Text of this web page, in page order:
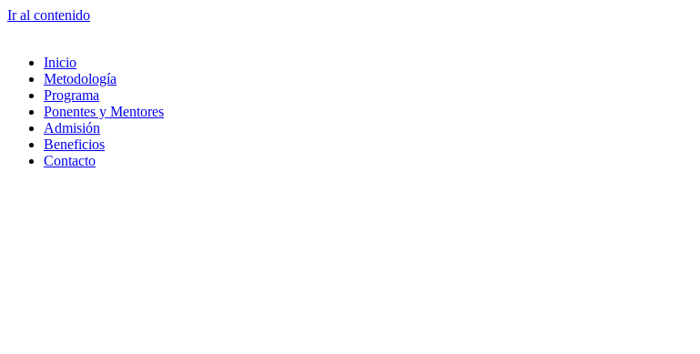
Ir al contenido
Inicio
Metodología
Programa
Ponentes y Mentores
Admisión
Beneficios
Contacto